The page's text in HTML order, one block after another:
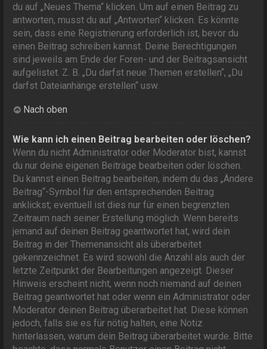
du auf „Neues Thema“ klicken. Um auf einen Beitrag zu
antworten, musst du auf „Antworten“ klicken. Es könnte
sein, dass eine Registrierung erforderlich ist, bevor du
einen Beitrag schreiben kannst. Deine Berechtigungen
sind jeweils am Ende der Foren- und der Beitragsansicht
aufgelistet. Z. B. „Du darfst neue Themen erstellen“, „Du
darfst Dateianhänge erstellen“ usw.
Nach oben
Wie kann ich einen Beitrag bearbeiten oder löschen?
Wenn du nicht Administrator oder Moderator bist, kannst
du nur deine eigenen Beiträge bearbeiten oder löschen.
Du kannst einen Beitrag bearbeiten, indem du das „Ändere
Beitrag“-Symbol für den entsprechenden Beitrag
anklickst; eventuell ist dies nur für einen begrenzten
Zeitraum nach seiner Erstellung möglich. Wenn bereits
jemand auf deinen Beitrag geantwortet hat, wird dein
Beitrag in der Themenansicht als überarbeitet
gekennzeichnet. Es wird sowohl die Anzahl als auch der
letzte Zeitpunkt der Bearbeitungen angezeigt. Dieser
Hinweis erscheint nicht, wenn noch niemand auf deinen
Beitrag geantwortet hat oder wenn ein Administrator oder
Moderator deinen Beitrag überarbeitet hat. Diese können
jedoch, falls sie es für nötig halten, eine Notiz
hinterlassen, warum dein Beitrag überarbeitet wurde. Bitte